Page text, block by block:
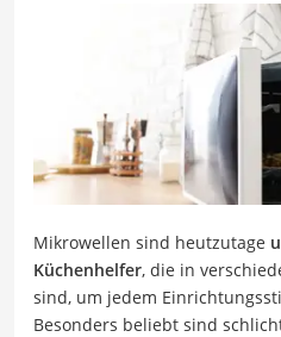
Mikrowellen sind heutzutage
Küchenhelfer, die in
sind, um jedem
Besonders beliebt sind